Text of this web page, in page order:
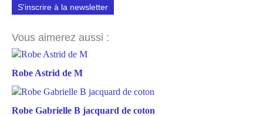
S'inscrire à la newsletter
Vous aimerez aussi :
Robe Astrid de M
Robe Gabrielle B jacquard de coton